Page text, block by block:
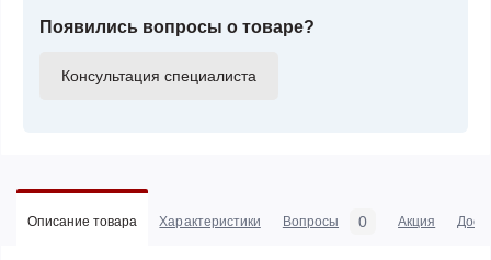
Появились вопросы о товаре?
Консультация специалиста
Описание товара Характеристики Вопросы 0 Акция